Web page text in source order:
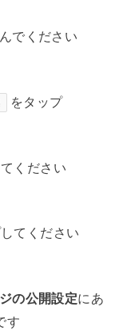
でください
をタップ
ください
てください
の公開設定にあ
す